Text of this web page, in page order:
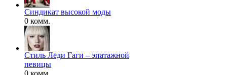
Синдикат высокой моды
0 комм.
Стиль Леди Гаги – эпатажной
певицы
0 комм.